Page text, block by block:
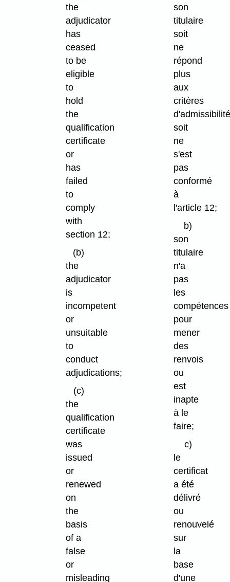
the
adjudicator
has
ceased
to be
eligible
to
hold
the
qualification
certificate
or
has
failed
to
comply
with
section 12;
(b)
the
adjudicator
is
incompetent
or
unsuitable
to
conduct
adjudications;
(c)
the
qualification
certificate
was
issued
or
renewed
on
the
basis
of a
false
or
misleading
son
titulaire
soit
ne
répond
plus
aux
critères
soit
ne
s'est
pas
conformé
à
l'article 12;
b)
son
titulaire
n'a
pas
les
compétences
pour
mener
des
renvois
ou
est
inapte
à le
faire;
c)
le
certificat
a été
délivré
ou
renouvelé
sur
la
base
d'une